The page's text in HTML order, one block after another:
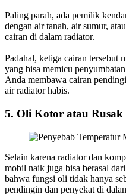
Paling parah, ada pemilik
dengan air tanah, air sumur,
cairan di dalam radiator.
Padahal, ketiga cairan tersebut
yang bisa memicu
Anda membawa cairan
air radiator habis.
5. Oli Kotor atau Rusak
Selain karena radiator dan
mobil naik juga bisa berasal
bahwa fungsi oli tidak hanya
pendingin dan penyekat di